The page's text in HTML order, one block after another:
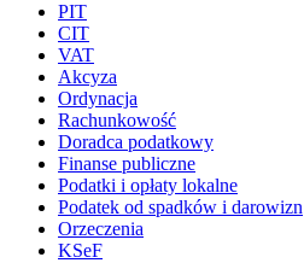
PIT
CIT
VAT
Akcyza
Ordynacja
Rachunkowość
Doradca podatkowy
Finanse publiczne
Podatki i opłaty lokalne
Podatek od spadków i darowizn
Orzeczenia
KSeF